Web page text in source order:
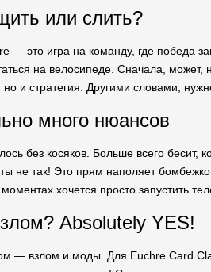
или слить?
— это игра на команду, где победа
на велосипеде. Сначала, может,
и стратегия. Другими словами,
много нюансов
без косяков. Больше всего бесит,
не так! Это прям наполяет
хочется просто запустить
Absolutely YES!
— взлом и моды. Для Euchre Card